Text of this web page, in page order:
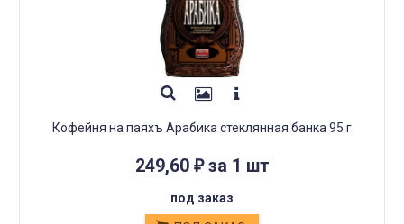
Кофейня на паяхъ Арабика стеклянная банка 95 г
249,60 ₽за 1 шт
под заказ